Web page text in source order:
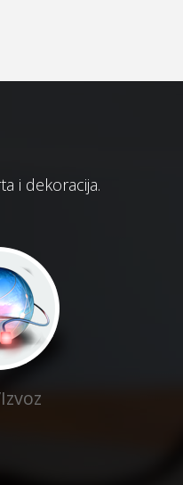
i dekoracija.